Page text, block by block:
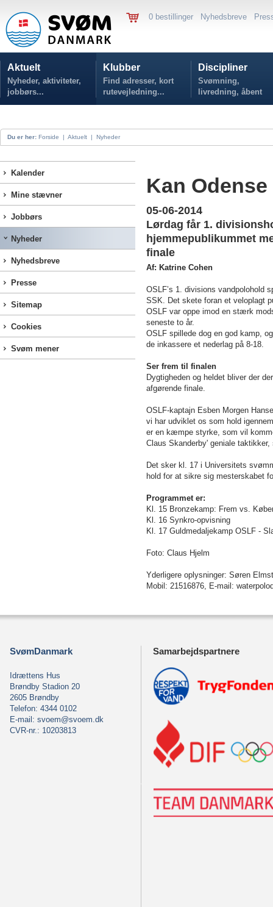
0 bestillinger Nyhedsbreve
Aktuelt
Nyheder, aktiviteter,
jobbørs...
Klubber
Find adresser, kort
rutevejledning...
Discipliner
Svømning,
livredning, åbent
vand...
Du er her: Forside | Aktuelt | Nyheder
Kalender
Mine stævner
Jobbørs
Nyheder
Nyhedsbreve
Presse
Sitemap
Cookies
Svøm mener
Kan
05-06-2014
Lørdag får 1.
hjemmepublikummet
finale
Af: Katrine Cohen
OSLF’s 1. divisions vandpolohold
SSK. Det skete foran et veloplagt
OSLF var oppe imod en stærk
seneste to år.
OSLF spillede dog en god kamp,
de inkassere et nederlag på 8-18.
Ser frem til finalen
Dygtigheden og heldet bliver der
afgørende finale.
OSLF-kaptajn Esben Morgen
vi har udviklet os som hold
er en kæmpe styrke, som vil
Claus Skanderby' geniale
Det sker kl. 17 i Universitets
hold for at sikre sig mesterskabet
Programmet er:
Kl. 15 Bronzekamp: Frem vs.
Kl. 16 Synkro-opvisning
Kl. 17 Guldmedaljekamp OSLF -
Foto: Claus Hjelm
Yderligere oplysninger: Søren
Mobil: 21516876, E-mail:
SvømDanmark
Idrættens Hus
Brøndby Stadion 20
2605 Brøndby
Telefon: 4344 0102
E-mail: svoem@svoem.dk
CVR-nr.: 10203813
Samarbejdspartnere